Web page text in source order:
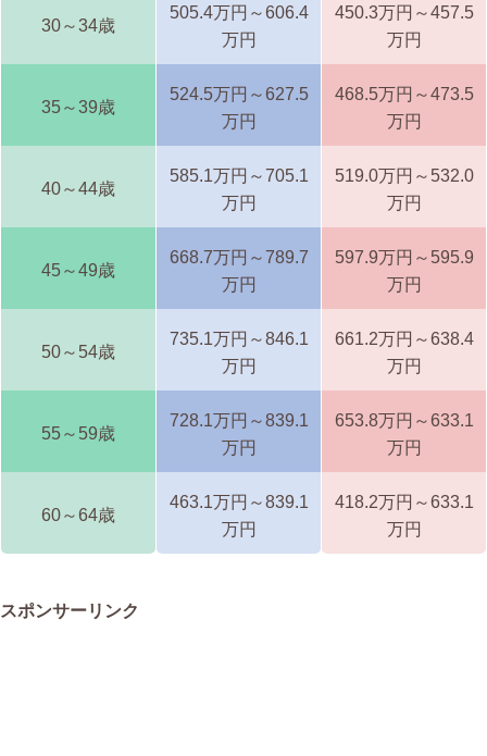
30～34歳
505.4万円～606.4
万円
450.3万円～457.5
万円
35～39歳
524.5万円～627.5
万円
468.5万円～473.5
万円
40～44歳
585.1万円～705.1
万円
519.0万円～532.0
万円
45～49歳
668.7万円～789.7
万円
597.9万円～595.9
万円
50～54歳
735.1万円～846.1
万円
661.2万円～638.4
万円
55～59歳
728.1万円～839.1
万円
653.8万円～633.1
万円
60～64歳
463.1万円～839.1
万円
418.2万円～633.1
万円
スポンサーリンク